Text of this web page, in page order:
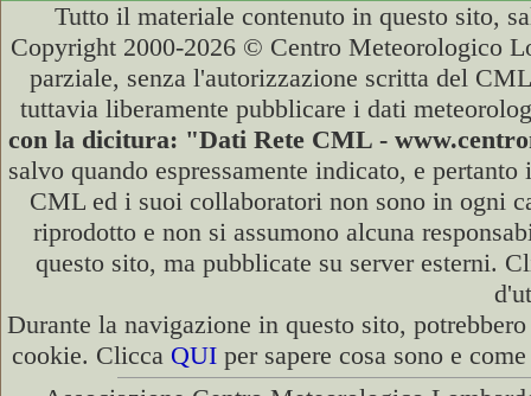
Tutto il materiale contenuto in questo sito,
Copyright 2000-2026 © Centro Meteorologico
parziale, senza l'autorizzazione scritta del
tuttavia liberamente pubblicare i dati
con la dicitura: "Dati Rete CML -
salvo quando espressamente indicato, e
CML ed i suoi collaboratori non sono in ogni
riprodotto e non si assumono alcuna
questo sito, ma pubblicate su server esterni.
Durante la navigazione in questo sito,
cookie. Clicca QUI per sapere cosa sono e